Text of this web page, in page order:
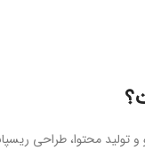
تولید محتوا، طراحی